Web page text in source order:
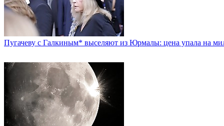
Пугачеву с Галкиным* выселяют из Юрмалы: цена упала на